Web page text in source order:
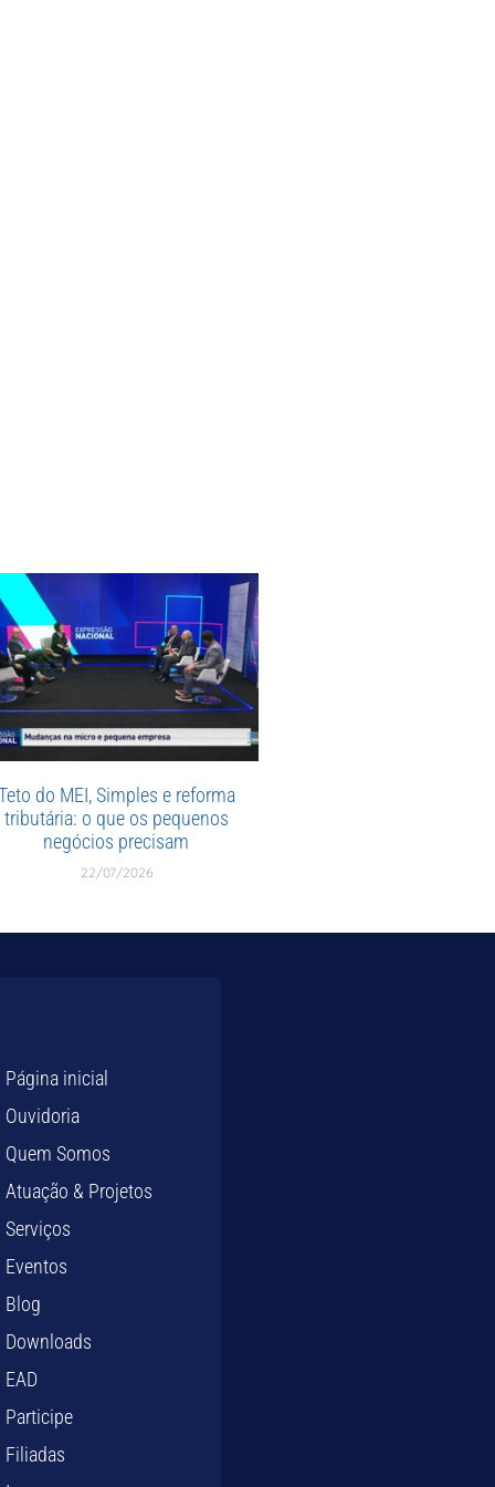
do MEI, Simples e reforma
tributária: o que os pequenos
negócios precisam
22/07/2026
Página inicial
Ouvidoria
Quem Somos
Atuação & Projetos
Serviços
Eventos
Blog
Downloads
EAD
Participe
Filiadas